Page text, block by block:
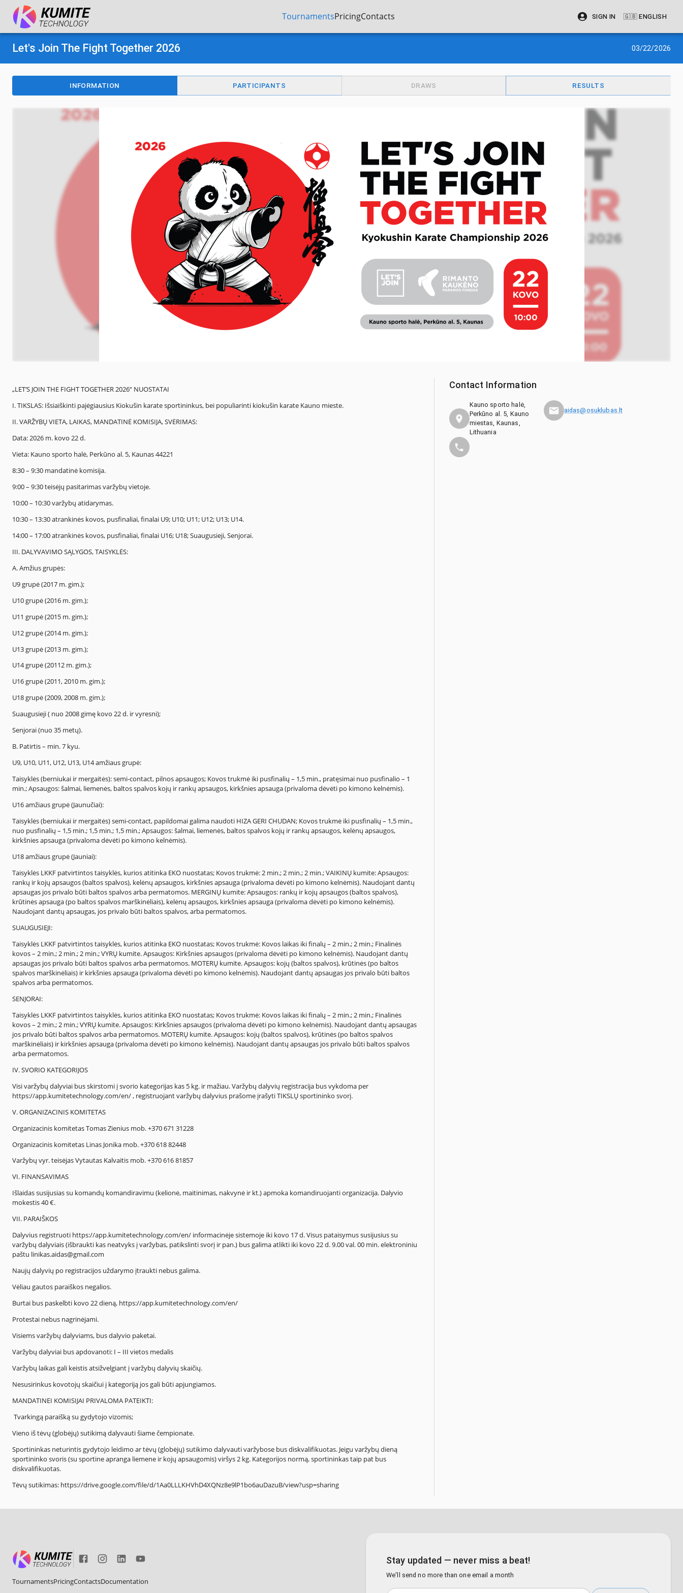
TournamentsPricingContacts SIGN IN 🇬🇧 ENGLISH
Let's Join The Fight Together 2026 03/22/2026
INFORMATION PARTICIPANTS DRAWS RESULTS
„LET‘S JOIN THE FIGHT TOGETHER 2026“ NUOSTATAI
I. TIKSLAS: Išsiaiškinti pajėgiausius Kiokušin karate sportininkus, bei populiarinti kiokušin karate Kauno mieste.
II. VARŽYBŲ VIETA, LAIKAS, MANDATINĖ KOMISIJA, SVĖRIMAS:
Data: 2026 m. kovo 22 d.
Vieta: Kauno sporto halė, Perkūno al. 5, Kaunas 44221
8:30 – 9:30 mandatinė komisija.
9:00 – 9:30 teisėjų pasitarimas varžybų vietoje.
10:00 – 10:30 varžybų atidarymas.
10:30 – 13:30 atrankinės kovos, pusfinaliai, finalai U9; U10; U11; U12; U13; U14.
14:00 – 17:00 atrankinės kovos, pusfinaliai, finalai U16; U18; Suaugusieji, Senjorai.
III. DALYVAVIMO SĄLYGOS, TAISYKLĖS:
A. Amžius grupės:
U9 grupė (2017 m. gim.);
U10 grupė (2016 m. gim.);
U11 grupė (2015 m. gim.);
U12 grupė (2014 m. gim.);
U13 grupė (2013 m. gim.);
U14 grupė (20112 m. gim.);
U16 grupė (2011, 2010 m. gim.);
U18 grupė (2009, 2008 m. gim.);
Suaugusieji ( nuo 2008 gimę kovo 22 d. ir vyresni);
Senjorai (nuo 35 metų).
B. Patirtis – min. 7 kyu.
U9, U10, U11, U12, U13, U14 amžiaus grupė:
Taisyklės (berniukai ir mergaitės): semi-contact, pilnos apsaugos; Kovos trukmė iki pusfinalių – 1,5 min., pratęsimai nuo pusfinalio – 1
min.; Apsaugos: šalmai, liemenės, baltos spalvos kojų ir rankų apsaugos, kirkšnies apsauga (privaloma dėvėti po kimono kelnėmis).
U16 amžiaus grupė (Jaunučiai):
Taisyklės (berniukai ir mergaitės) semi-contact, papildomai galima naudoti HIZA GERI CHUDAN; Kovos trukmė iki pusfinalių – 1,5 min.,
nuo pusfinalių – 1,5 min.; 1,5 min.; 1,5 min.; Apsaugos: šalmai, liemenės, baltos spalvos kojų ir rankų apsaugos, kelėnų apsaugos,
kirkšnies apsauga (privaloma dėvėti po kimono kelnėmis).
U18 amžiaus grupė (Jauniai):
Taisyklės LKKF patvirtintos taisyklės, kurios atitinka EKO nuostatas; Kovos trukmė: 2 min.; 2 min.; 2 min.; VAIKINŲ kumite: Apsaugos:
rankų ir kojų apsaugos (baltos spalvos), kelėnų apsaugos, kirkšnies apsauga (privaloma dėvėti po kimono kelnėmis). Naudojant dantų
apsaugas jos privalo būti baltos spalvos arba permatomos. MERGINŲ kumite: Apsaugos: rankų ir kojų apsaugos (baltos spalvos),
krūtinės apsauga (po baltos spalvos marškinėliais), kelėnų apsaugos, kirkšnies apsauga (privaloma dėvėti po kimono kelnėmis).
Naudojant dantų apsaugas, jos privalo būti baltos spalvos, arba permatomos.
SUAUGUSIEJI:
Taisyklės LKKF patvirtintos taisyklės, kurios atitinka EKO nuostatas; Kovos trukmė: Kovos laikas iki finalų – 2 min.; 2 min.; Finalinės
kovos – 2 min.; 2 min.; 2 min.; VYRŲ kumite. Apsaugos: Kirkšnies apsaugos (privaloma dėvėti po kimono kelnėmis). Naudojant dantų
apsaugas jos privalo būti baltos spalvos arba permatomos. MOTERŲ kumite. Apsaugos: kojų (baltos spalvos), krūtinės (po baltos
spalvos marškinėliais) ir kirkšnies apsauga (privaloma dėvėti po kimono kelnėmis). Naudojant dantų apsaugas jos privalo būti baltos
spalvos arba permatomos.
SENJORAI:
Taisyklės LKKF patvirtintos taisyklės, kurios atitinka EKO nuostatas; Kovos trukmė: Kovos laikas iki finalų – 2 min.; 2 min.; Finalinės
kovos – 2 min.; 2 min.; VYRŲ kumite. Apsaugos: Kirkšnies apsaugos (privaloma dėvėti po kimono kelnėmis). Naudojant dantų apsaugas
jos privalo būti baltos spalvos arba permatomos. MOTERŲ kumite. Apsaugos: kojų (baltos spalvos), krūtinės (po baltos spalvos
marškinėliais) ir kirkšnies apsauga (privaloma dėvėti po kimono kelnėmis). Naudojant dantų apsaugas jos privalo būti baltos spalvos
arba permatomos.
IV. SVORIO KATEGORIJOS
Visi varžybų dalyviai bus skirstomi į svorio kategorijas kas 5 kg. ir mažiau. Varžybų dalyvių registracija bus vykdoma per
https://app.kumitetechnology.com/en/ , registruojant varžybų dalyvius prašome įrašyti TIKSLŲ sportininko svorį.
V. ORGANIZACINIS KOMITETAS
Organizacinis komitetas Tomas Zienius mob. +370 671 31228
Organizacinis komitetas Linas Jonika mob. +370 618 82448
Varžybų vyr. teisėjas Vytautas Kalvaitis mob. +370 616 81857
VI. FINANSAVIMAS
Išlaidas susijusias su komandų komandiravimu (kelionė, maitinimas, nakvynė ir kt.) apmoka komandiruojanti organizacija. Dalyvio
mokestis 40 €.
VII. PARAIŠKOS
Dalyvius registruoti https://app.kumitetechnology.com/en/ informacinėje sistemoje iki kovo 17 d. Visus pataisymus susijusius su
varžybų dalyviais (išbraukti kas neatvyks į varžybas, patikslinti svorį ir pan.) bus galima atlikti iki kovo 22 d. 9.00 val. 00 min. elektroniniu
paštu linikas.aidas@gmail.com
Naujų dalyvių po registracijos uždarymo įtraukti nebus galima.
Vėliau gautos paraiškos negalios.
Burtai bus paskelbti kovo 22 dieną, https://app.kumitetechnology.com/en/
Protestai nebus nagrinėjami.
Visiems varžybų dalyviams, bus dalyvio paketai.
Varžybų dalyviai bus apdovanoti: I – III vietos medalis
Varžybų laikas gali keistis atsižvelgiant į varžybų dalyvių skaičių.
Nesusirinkus kovotojų skaičiui į kategoriją jos gali būti apjungiamos.
MANDATINEI KOMISIJAI PRIVALOMA PATEIKTI:
Tvarkingą paraišką su gydytojo vizomis;
Vieno iš tėvų (globėjų) sutikimą dalyvauti šiame čempionate.
Sportininkas neturintis gydytojo leidimo ar tėvų (globėjų) sutikimo dalyvauti varžybose bus diskvalifikuotas. Jeigu varžybų dieną
sportininko svoris (su sportine apranga liemene ir kojų apsaugomis) viršys 2 kg. Kategorijos normą, sportininkas taip pat bus
diskvalifikuotas.
Tėvų sutikimas: https://drive.google.com/file/d/1Aa0LLLKHVhD4XQNz8e9lP1bo6auDazuB/view?usp=sharing
Contact Information
Kauno sporto halė,
Perkūno al. 5, Kauno
miestas, Kaunas,
Lithuania
aidas@osuklubas.lt
TournamentsPricingContactsDocumentation
Stay updated — never miss a beat!
We'll send no more than one email a month